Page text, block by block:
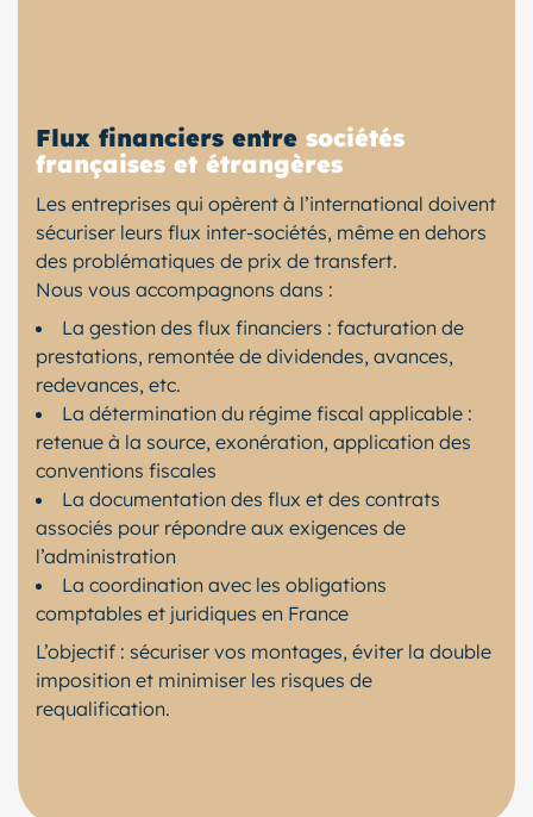
Flux financiers entre sociétés
françaises et étrangères
Les entreprises qui opèrent à l’international doivent
sécuriser leurs flux inter-sociétés, même en dehors
des problématiques de prix de transfert.
Nous vous accompagnons dans :
La gestion des flux financiers : facturation de
prestations, remontée de dividendes, avances,
redevances, etc.
La détermination du régime fiscal applicable :
retenue à la source, exonération, application des
conventions fiscales
La documentation des flux et des contrats
associés pour répondre aux exigences de
l’administration
La coordination avec les obligations
comptables et juridiques en France
L’objectif : sécuriser vos montages, éviter la double
imposition et minimiser les risques de
requalification.